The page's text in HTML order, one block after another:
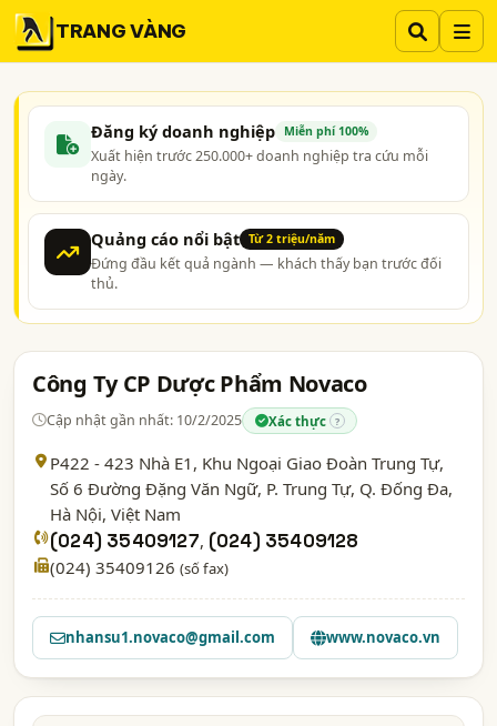
TRANG VÀNG
Đăng ký doanh nghiệp Miễn phí 100%
Xuất hiện trước 250.000+ doanh nghiệp tra cứu mỗi
ngày.
Quảng cáo nổi bật Từ 2 triệu/năm
Đứng đầu kết quả ngành — khách thấy bạn trước đối
thủ.
Công Ty CP Dược Phẩm Novaco
Cập nhật gần nhất: 10/2/2025 Xác thực ?
P422 - 423 Nhà E1, Khu Ngoại Giao Đoàn Trung Tự,
Số 6 Đường Đặng Văn Ngữ, P. Trung Tự, Q. Đống Đa,
Hà Nội, Việt Nam
(024) 35409127, (024) 35409128
(024) 35409126 (số fax)
nhansu1.novaco@gmail.com www.novaco.vn